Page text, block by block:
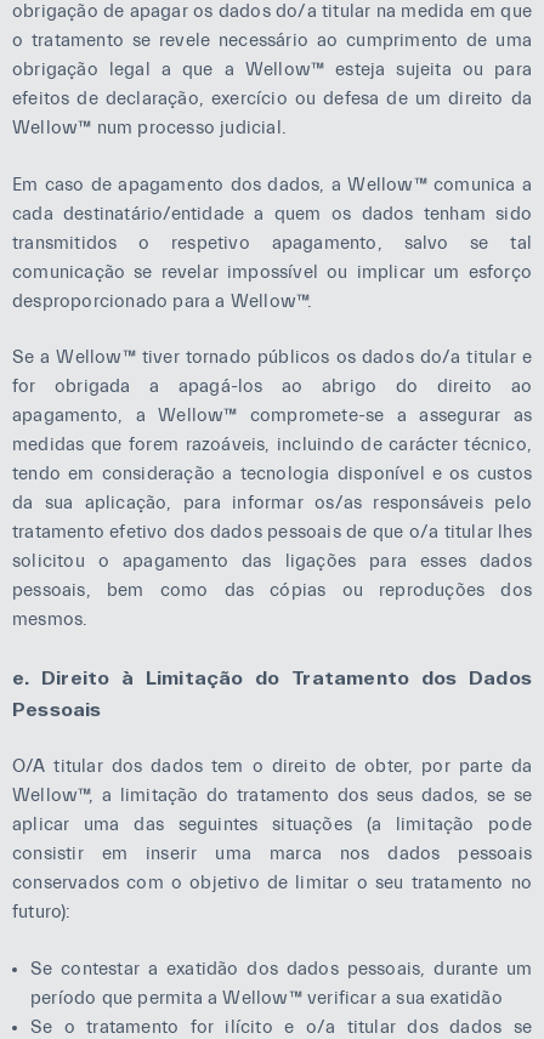
obrigação de apagar os dados do/a titular na medida em que
o tratamento se revele necessário ao cumprimento de uma
obrigação legal a que a Wellow™ esteja sujeita ou para
efeitos de declaração, exercício ou defesa de um direito da
Wellow™ num processo judicial.
Em caso de apagamento dos dados, a Wellow™ comunica a
cada destinatário/entidade a quem os dados tenham sido
transmitidos o respetivo apagamento, salvo se tal
comunicação se revelar impossível ou implicar um esforço
desproporcionado para a Wellow™.
Se a Wellow™ tiver tornado públicos os dados do/a titular e
for obrigada a apagá-los ao abrigo do direito ao
apagamento, a Wellow™ compromete-se a assegurar as
medidas que forem razoáveis, incluindo de carácter técnico,
tendo em consideração a tecnologia disponível e os custos
da sua aplicação, para informar os/as responsáveis pelo
tratamento efetivo dos dados pessoais de que o/a titular lhes
solicitou o apagamento das ligações para esses dados
pessoais, bem como das cópias ou reproduções dos
mesmos.
e. Direito à Limitação do Tratamento dos Dados
Pessoais
O/A titular dos dados tem o direito de obter, por parte da
Wellow™, a limitação do tratamento dos seus dados, se se
aplicar uma das seguintes situações (a limitação pode
consistir em inserir uma marca nos dados pessoais
conservados com o objetivo de limitar o seu tratamento no
futuro):
Se contestar a exatidão dos dados pessoais, durante um
período que permita a Wellow™ verificar a sua exatidão
Se o tratamento for ilícito e o/a titular dos dados se